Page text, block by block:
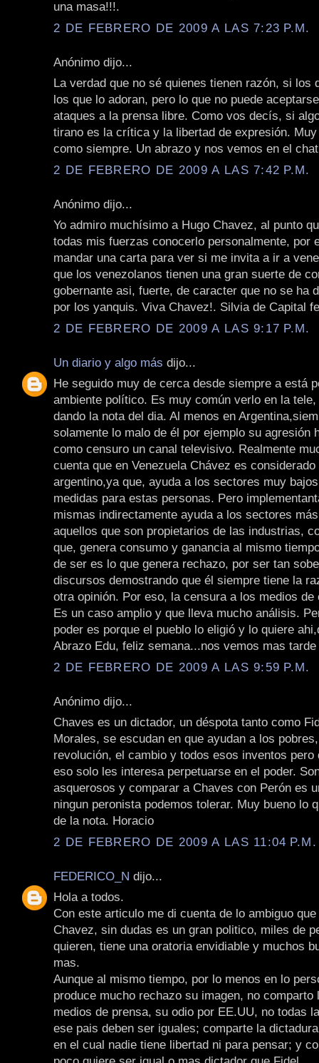
una masa!!!.
2 DE FEBRERO DE 2009 A LAS 7:23 P.M.
Anónimo dijo...
La verdad que no sé quienes tienen razón, si los
los que lo adoran, pero lo que no puede
ataques a la prensa libre. Como vos decís, si
tirano es la crítica y la libertad de expresión.
como siempre. Un abrazo y nos vemos en el
2 DE FEBRERO DE 2009 A LAS 7:42 P.M.
Anónimo dijo...
Yo admiro muchísimo a Hugo Chavez, al punto
todas mis fuerzas conocerlo personalmente, por
mandar una carta para ver si me invita a ir a
que los venezolanos tienen una gran suerte de
gobernante asi, fuerte, de caracter que no se ha
por los yanquis. Viva Chavez!. Silvia de Capital
2 DE FEBRERO DE 2009 A LAS 9:17 P.M.
Un diario y algo más dijo...
He seguido muy de cerca desde siempre a está
ambiente político. Es muy común verlo en la
dando la nota del dia. Al menos en
solamente lo malo de él por ejemplo su agresión
como censuro un canal televisivo. Realmente
cuenta que en Venezuela Chávez es considerado
argentino,ya que, ayuda a los sectores muy
medidas para estas personas. Pero
mismas indirectamente ayuda a los sectores
aquellos que son propietarios de las industrias,
que, genera consumo y ganancia al mismo
de ser es lo que genera rechazo, por ser tan
discursos demostrando que él siempre tiene la
otra opinión. Por eso, la censura a los medios de
Es un caso amplio y que lleva mucho análisis.
poder es porque el pueblo lo eligió y lo quiere
Abrazo Edu, feliz semana...nos vemos mas tarde
2 DE FEBRERO DE 2009 A LAS 9:59 P.M.
Anónimo dijo...
Chaves es un dictador, un déspota tanto como
Morales, se escudan en que ayudan a los
revolución, el cambio y todos esos inventos pero
eso solo les interesa perpetuarse en el poder.
asquerosos y comparar a Chaves con Perón es
ningun peronista podemos tolerar. Muy bueno lo
de la nota. Horacio
2 DE FEBRERO DE 2009 A LAS 11:04 P.M.
FEDERICO_N dijo...
Hola a todos.
Con este articulo me di cuenta de lo ambiguo
Chavez, sin dudas es un gran politico, miles de
quieren, tiene una oratoria envidiable y muchos
mas.
Aunque al mismo tiempo, por lo menos en lo
produce mucho rechazo su imagen, no comparto
medios de prensa, su odio por EE.UU, no todas
ese pais deben ser iguales; comparte la
en el cual nadie tiene libertad ni para pensar; y